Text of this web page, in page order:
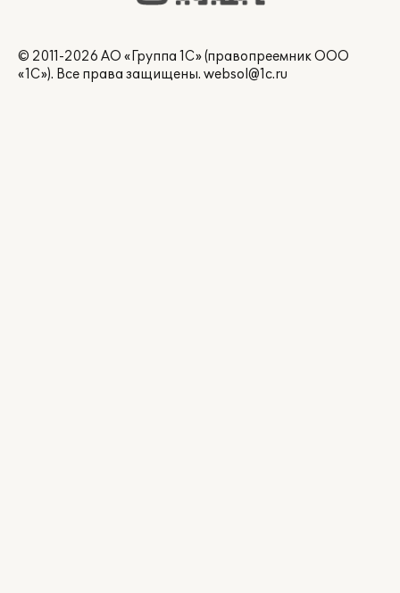
© 2011-2026 АО «Группа 1С» (правопреемник ООО
«1С»). Все права защищены. websol@1c.ru